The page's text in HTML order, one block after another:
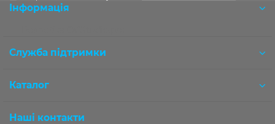
Інформація
Служба підтримки
Каталог
Наші контакти